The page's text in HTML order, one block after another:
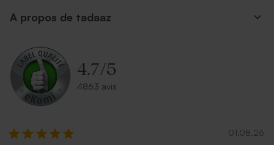
A propos de tadaaz
4.7/5
4863 avis
01.08.26